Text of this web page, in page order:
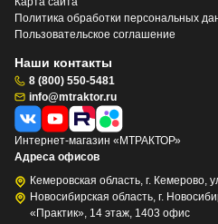
Политика обработки персональных
Пользовательское соглашение
Наши контакты
8 (800) 550-5481
info@mtraktor.ru
Интернет-магазин «МТРАКТОР»
Адреса офисов
Кемеровская область, г. Кемерово,
Новосибирская область, г.
«Практик», 14 этаж, 1403 офис